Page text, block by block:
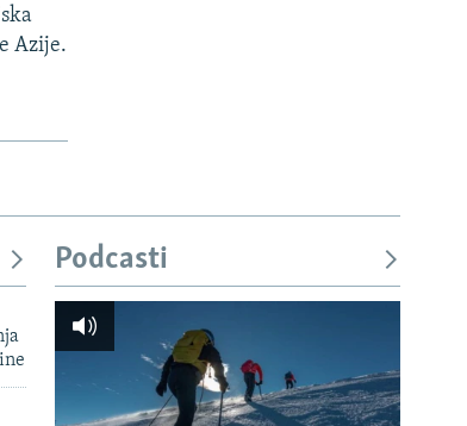
Azije.
Podcasti